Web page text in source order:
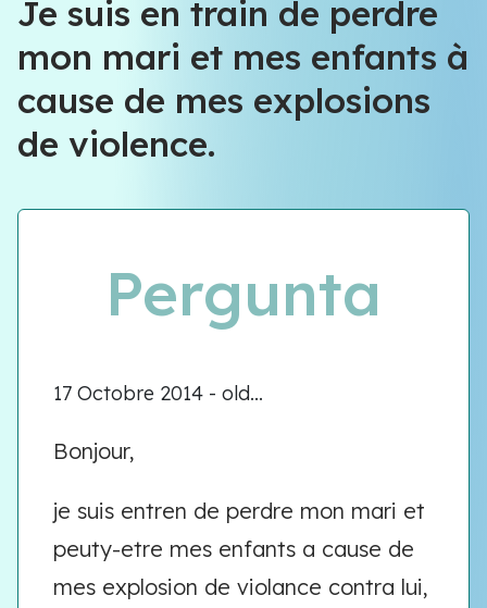
Équipe VIOLENCE QUE FAIRE
Meet our team
Je suis en train de perdre
mon mari et mes enfants à
cause de mes explosions
de violence.
Pergunta
17 Octobre 2014 - old...
Bonjour,
je suis entren de perdre mon mari et
peuty-etre mes enfants a cause de
mes explosion de violance contra lui,